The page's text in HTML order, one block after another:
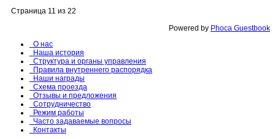
Страница 11 из 22
Powered by Phoca Guestbook
О нас
Наша история
Структура и органы управления
Правила внутреннего распорядка
Наши награды
Схема проезда
Отзывы и предложения
Сотрудничество
Режим работы
Часто задаваемые вопросы
Контакты